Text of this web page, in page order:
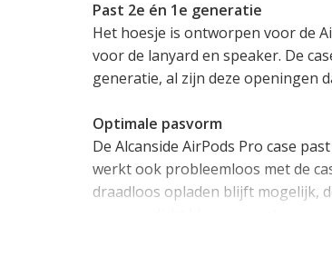
Past 2e én 1e generatie
Het hoesje is ontworpen voor de
voor de lanyard en speaker. De
generatie, al zijn deze openingen
Optimale pasvorm
De Alcanside AirPods Pro case
werkt ook probleemloos met de
draadloos opladen blijft mogelijk,